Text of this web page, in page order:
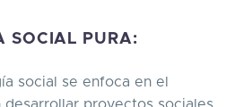
SOCIAL PURA:
social se enfoca en el
desarrollar proyectos sociales